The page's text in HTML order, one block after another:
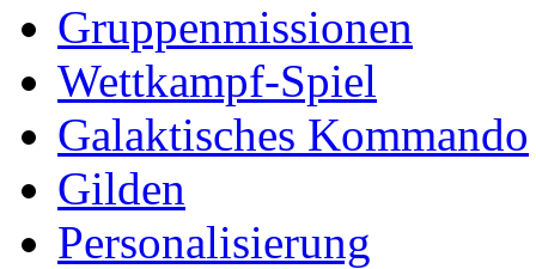
Gruppenmissionen
Wettkampf-Spiel
Galaktisches Kommando
Gilden
Personalisierung